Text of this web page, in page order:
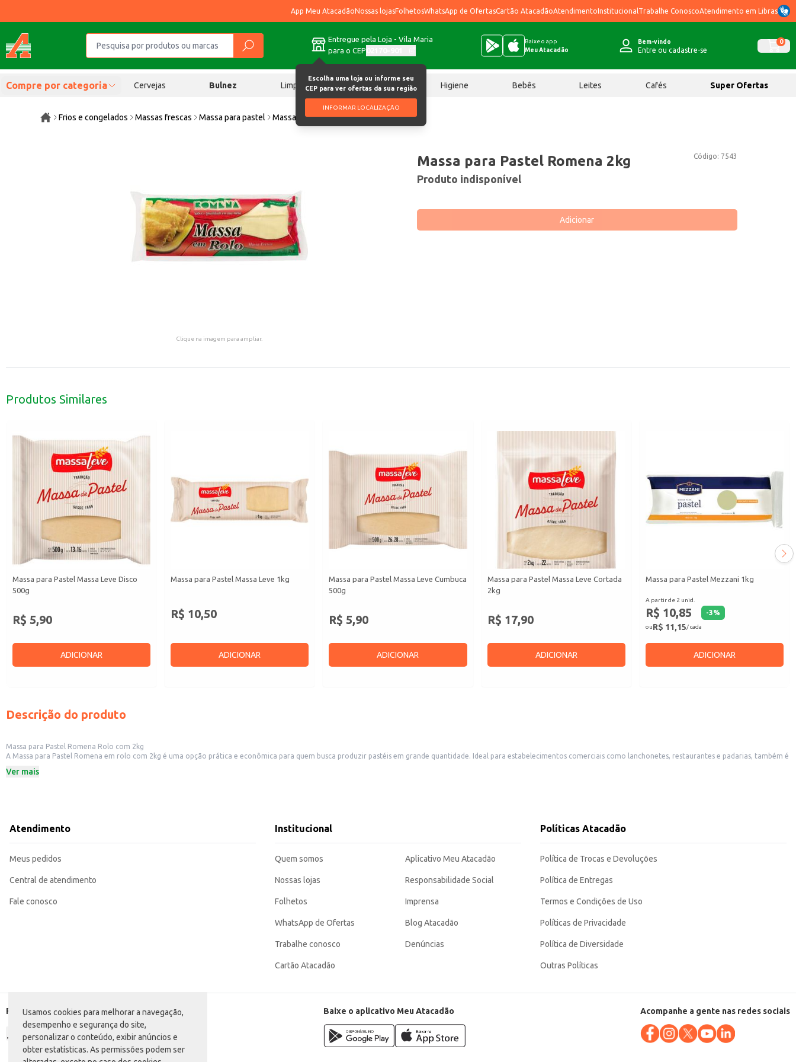
Usamos cookies para melhorar a navegação,
desempenho e segurança do site,
personalizar o conteúdo, exibir anúncios e
obter estatísticas. As permissões podem ser
App Meu AtacadãoNossas lojasFolhetosWhatsApp de OfertasCartão AtacadãoAtendimentoInstitucional Trabalhe ConoscoAtendimento em Libras
Entregue pela Loja - Vila Maria
para o CEP
Escolha uma loja ou informe seu
CEP para ver ofertas da sua região
INFORMAR LOCALIZAÇÃO
Baixe o app
Meu Atacadão
Bem-vindo
Entre ou cadastre-se
0
Compre por categoria Cervejas Bulnez Limpeza Chocolates Higiene Bebês Leites Cafés Super Ofertas
Frios e congelados Massas frescas Massa para pastel Massa para Pastel Romena 2kg
Clique na imagem para ampliar.
Código: 7543
Massa para Pastel Romena 2kg
Produto indisponível
Adicionar
Produtos Similares
Massa para Pastel Massa Leve Disco
500g
R$ 5,90
ADICIONAR
Massa para Pastel Massa Leve 1kg
R$ 10,50
ADICIONAR
Massa para Pastel Massa Leve Cumbuca
500g
R$ 5,90
ADICIONAR
Massa para Pastel Massa Leve Cortada
2kg
R$ 17,90
ADICIONAR
Massa para Pastel Mezzani 1kg
A partir de 2 unid.
R$ 10,85 -3%
ouR$ 11,15/ cada
ADICIONAR
Descrição do produto
Massa para Pastel Romena Rolo com 2kg
A Massa para Pastel Romena em rolo com 2kg é uma opção prática e econômica para quem busca produzir pastéis em grande quantidade. Ideal para estabelecimentos comerciais como lanchonetes, restaurantes e padarias, também é
Formato em rolo para facilitar o manuseio e o corte.
Após o preparo, frite os pastéis em óleo quente até dourar.
Experimente diferentes recheios para variar o cardápio.
eficiente e econômico.
Ver mais
Atendimento
Meus pedidos
Central de atendimento
Fale conosco
Institucional
Quem somos
Nossas lojas
Folhetos
WhatsApp de Ofertas
Trabalhe conosco
Cartão Atacadão
Aplicativo Meu Atacadão
Responsabilidade Social
Imprensa
Blog Atacadão
Denúncias
Políticas Atacadão
Política de Trocas e Devoluções
Política de Entregas
Termos e Condições de Uso
Políticas de Privacidade
Política de Diversidade
Outras Políticas
Formas de pagamento Baixe o aplicativo Meu Atacadão Acompanhe a gente nas redes sociais